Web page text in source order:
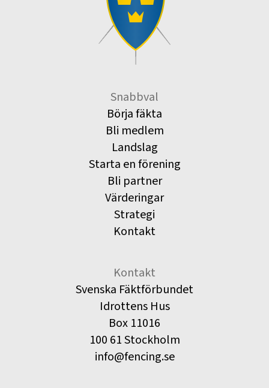
Snabbval
Börja fäkta
Bli medlem
Landslag
Starta en förening
Bli partner
Värderingar
Strategi
Kontakt
Kontakt
Svenska Fäktförbundet
Idrottens Hus
Box 11016
100 61 Stockholm
info@fencing.se